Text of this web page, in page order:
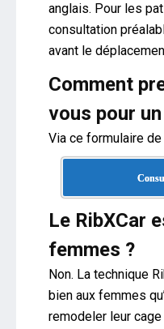
anglais. Pour les
consultation
avant le
Comment
vous pour
Via ce formulaire de
Le RibXCar
femmes ?
Non. La technique
bien aux femmes
remodeler leur